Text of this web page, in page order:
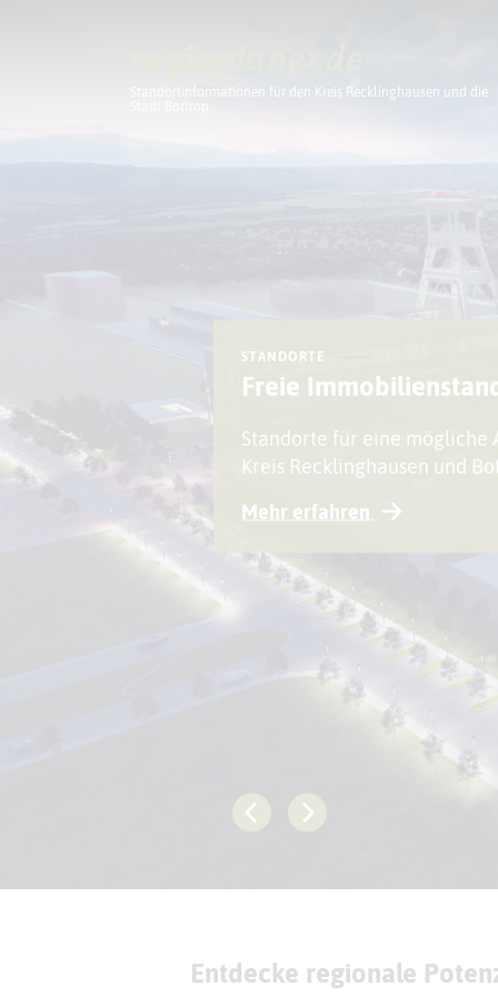
Standortinformationen für den Kreis Recklinghausen und die
STANDORTE
Freie
Standorte für eine mögliche
Kreis Recklinghausen und
Mehr erfahren
Entdecke regionale